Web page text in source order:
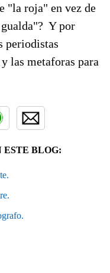
"la roja" en vez de
Y por
periodistas
las metaforas para
ESTE BLOG: